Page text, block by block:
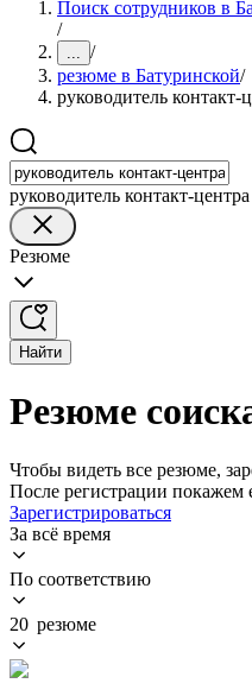
Поиск сотрудников в
/
... /
резюме в Батуринской/
руководитель контакт-
руководитель контакт-центра
Резюме
Найти
Резюме
Чтобы видеть все резюме,
После регистрации покажем
Зарегистрироваться
За всё время
По соответствию
20 резюме